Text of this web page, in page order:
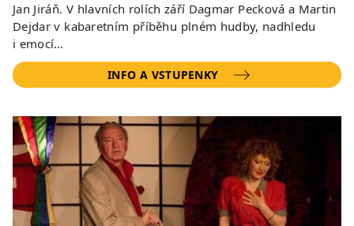
Jan Jiráň. V hlavních rolích září Dagmar Pecková a Martin
Dejdar v kabaretním příběhu plném hudby, nadhledu
i emocí…
INFO A VSTUPENKY